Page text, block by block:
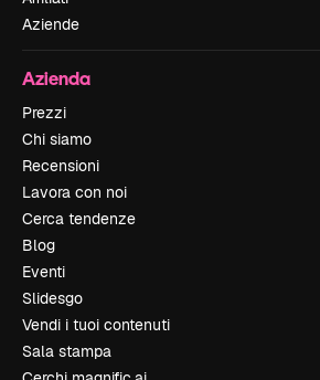
Aziende
Azienda
Prezzi
Chi siamo
Recensioni
Lavora con noi
Cerca tendenze
Blog
Eventi
Slidesgo
Vendi i tuoi contenuti
Sala stampa